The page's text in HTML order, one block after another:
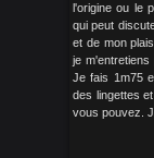
l'origine ou le
qui peut
et de mon
je m'entretiens
Je fais 1m75
des lingettes
vous pouvez.